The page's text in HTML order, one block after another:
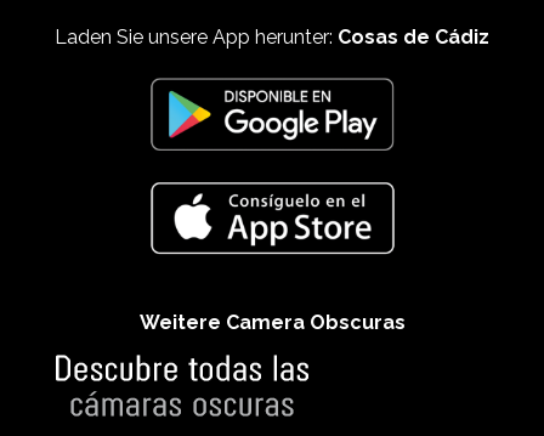
Laden Sie unsere App herunter: Cosas de Cádiz
Weitere Camera Obscuras